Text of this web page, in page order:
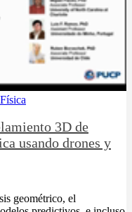
3D de
usando drones y
geométrico, el